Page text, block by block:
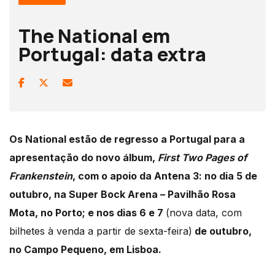
The National em
Portugal: data extra
Os National estão de regresso a Portugal para a
apresentação do novo álbum, First Two Pages of
Frankenstein, com o apoio da Antena 3: no dia 5 de
outubro, na Super Bock Arena – Pavilhão Rosa
Mota, no Porto; e nos dias 6 e 7 (nova data, com
bilhetes à venda a partir de sexta-feira) de outubro,
no Campo Pequeno, em Lisboa.